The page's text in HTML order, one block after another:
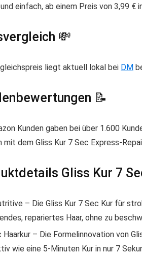
einfach, ab einem Preis von 3,99 €
💸
liegt aktuell lokal bei DM
📝
Kunden gaben bei über 1.600
mit dem Gliss Kur 7 Sec Express-
Gliss Kur 7
– Die Gliss Kur 7 Sec Kur für
repariertes Haar, ohne zu
Haarkur – Die Formelinnovation von
wie eine 5-Minuten Kur in nur 7